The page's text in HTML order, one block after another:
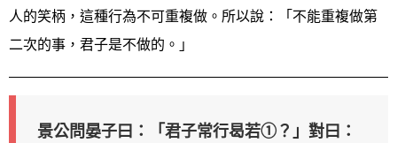
人的笑柄，這種行為不可重複做。所以說：「不能重複做第
二次的事，君子是不做的。」
景公問晏子曰：「君子常行曷若①？」對曰：